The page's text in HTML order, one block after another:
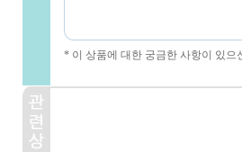
* 이 상품에 대한 궁금한 사항이 있